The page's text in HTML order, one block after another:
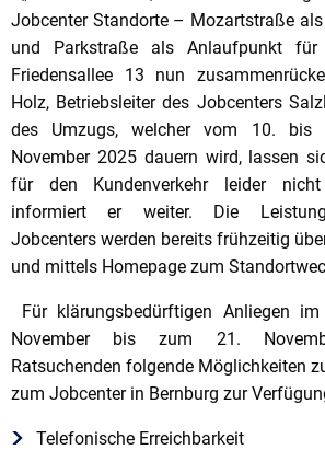
Jobcenter Standorte – Mozartstraße
und Parkstraße als Anlaufpunkt
Friedensallee 13 nun
Holz, Betriebsleiter des Jobcenters
des Umzugs, welcher vom 10. bis
November 2025 dauern wird, lassen
für den Kundenverkehr leider nicht
informiert er weiter. Die
Jobcenters werden bereits frühzeitig
und mittels Homepage zum
Für klärungsbedürftigen Anliegen
November bis zum 21.
Ratsuchenden folgende Möglichkeiten
zum Jobcenter in Bernburg zur
Telefonische Erreichbarkeit